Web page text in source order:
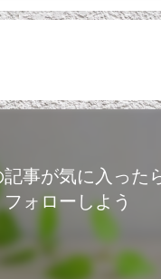
記事が気に入った
フォローしよう